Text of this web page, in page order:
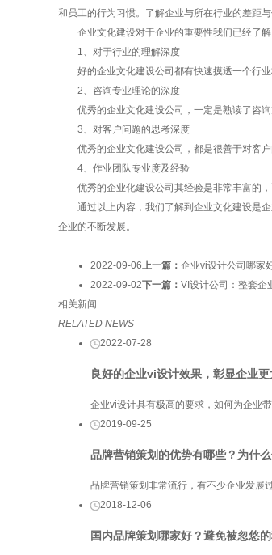
和员工的行为习惯。了解企业与所在行业的差距
企业文化建设对于企业的重要性我们已经了解
1、对于行业的理解深度
好的企业文化建设公司都有快速摸透一个行业
2、咨询专业理论的深度
优秀的企业文化建设公司，一定是熟读了咨询
3、对客户问题的思考深度
优秀的企业文化建设公司，都是很善于对客户
4、作业团队专业度及经验
优秀的企业化建设公司其经验是非常丰富的，
通过以上内容，我们了解到企业文化建设是企
企业的不断发展。
2022-09-06上一篇： 企业vi设计公司哪家
2022-09-02下一篇： VI设计公司：整套企
相关新闻
RELATED NEWS
2022-07-28
良好的企业vi设计效果，彰显企业
企业vi设计具有极高的要求，如何为企业
2019-09-25
品牌营销策划的优势有哪些？为什
品牌营销策划非常流行，有不少企业发展
2018-12-06
国内品牌策划哪家好？避免被忽悠的